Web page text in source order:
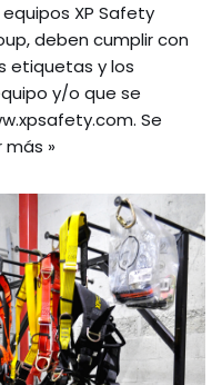
XP Safety
deben cumplir con
etiquetas y los
y/o que se
Se
más »